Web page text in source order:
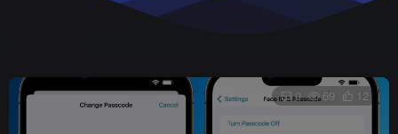
0 69 12